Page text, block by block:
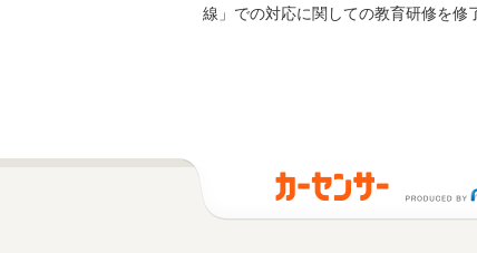
線」での対応に関しての教育研修を修